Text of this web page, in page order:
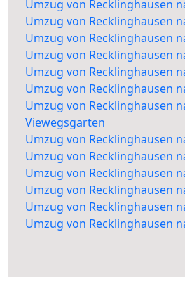
Umzug von Recklinghausen
Umzug von Recklinghausen
Umzug von Recklinghausen
Umzug von Recklinghausen
Umzug von Recklinghausen
Umzug von Recklinghausen
Umzug von Recklinghausen
Viewegsgarten
Umzug von Recklinghausen
Umzug von Recklinghausen
Umzug von Recklinghausen
Umzug von Recklinghausen
Umzug von Recklinghausen
Umzug von Recklinghausen